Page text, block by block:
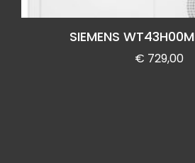
SIEMENS
€ 729,00